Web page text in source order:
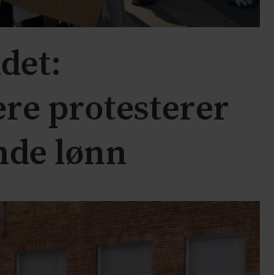
protesterer
lønn